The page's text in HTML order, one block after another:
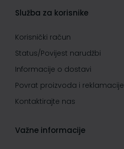
Služba za korisnike
Korisnički račun
Status/Povijest narudžbi
Informacije o dostavi
Povrat proizvoda i reklamacije
Kontaktirajte nas
Važne informacije